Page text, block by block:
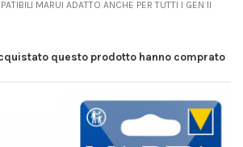
MARUI ADATTO ANCHE PER TUTTI I GEN II
questo prodotto hanno comprato